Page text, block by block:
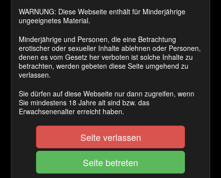
6:29 Min.
AO-Gangbang im 7. Monat
WARNUNG: Diese Webseite enthält für Minderjährige
ungeeignetes Material.
Minderjährige und Personen, die eine Betrachtung
erotischer oder sexueller Inhalte ablehnen oder Personen,
denen es vom Gesetz her verboten ist solche Inhalte zu
betrachten, werden gebeten diese Seite umgehend zu
verlassen.
Sie dürfen auf diese Webseite nur dann zugreifen, wenn
Sie mindestens 18 Jahre alt sind bzw. das
Erwachsenenalter erreicht haben.
Seite verlassen